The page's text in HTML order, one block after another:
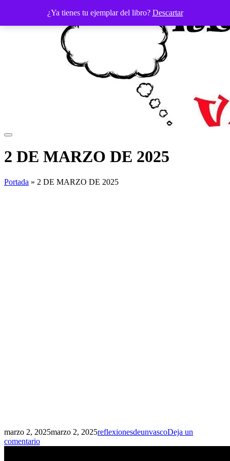
¿Ya tienes tu ejemplar del libro? Descartar
contenido
2 DE MARZO DE 2025
Portada » 2 DE MARZO DE 2025
marzo 2, 2025marzo 2, 2025reflexionesdeunvascoDeja un
comentario